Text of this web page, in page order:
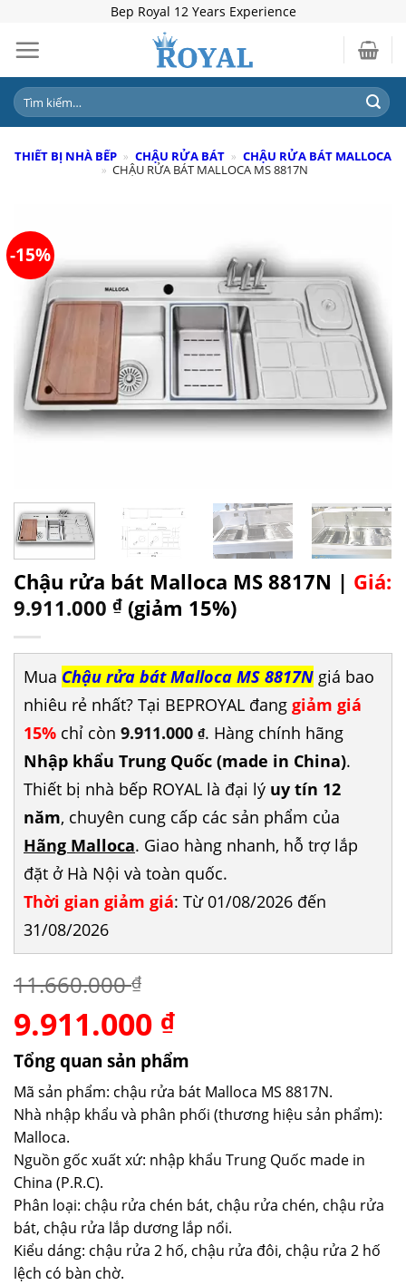
content
Bep Royal 12 Years Experience
Tìm
kiếm:
THIẾT BỊ NHÀ BẾP » CHẬU RỬA BÁT » CHẬU RỬA BÁT MALLOCA
» CHẬU RỬA BÁT MALLOCA MS 8817N
-15%
Chậu rửa bát Malloca MS 8817N | Giá:
9.911.000 ₫ (giảm 15%)
Mua Chậu rửa bát Malloca MS 8817N giá bao
nhiêu rẻ nhất? Tại BEPROYAL đang giảm giá
15% chỉ còn 9.911.000 ₫. Hàng chính hãng
Nhập khẩu Trung Quốc (made in China).
Thiết bị nhà bếp ROYAL là đại lý uy tín 12
năm, chuyên cung cấp các sản phẩm của
Hãng Malloca. Giao hàng nhanh, hỗ trợ lắp
đặt ở Hà Nội và toàn quốc.
Thời gian giảm giá: Từ 01/08/2026 đến
31/08/2026
11.660.000₫
Giá
gốc
là:
11.660.000 ₫.
9.911.000 ₫Giá
tại
là:
9.911.000 ₫.
Tổng quan sản phẩm
Mã sản phẩm: chậu rửa bát Malloca MS 8817N.
Nhà nhập khẩu và phân phối (thương hiệu sản phẩm):
Malloca.
Nguồn gốc xuất xứ: nhập khẩu Trung Quốc made in
China (P.R.C).
Phân loại: chậu rửa chén bát, chậu rửa chén, chậu rửa
bát, chậu rửa lắp dương lắp nổi.
Kiểu dáng: chậu rửa 2 hố, chậu rửa đôi, chậu rửa 2 hố
lệch có bàn chờ.